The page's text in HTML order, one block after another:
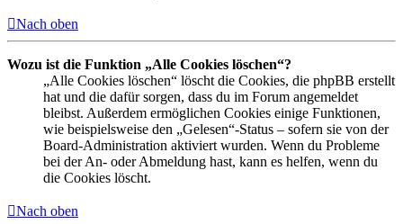
Nach oben
Wozu ist die Funktion „Alle Cookies löschen“?
„Alle Cookies löschen“ löscht die Cookies, die phpBB erstellt
hat und die dafür sorgen, dass du im Forum angemeldet
bleibst. Außerdem ermöglichen Cookies einige Funktionen,
wie beispielsweise den „Gelesen“-Status – sofern sie von der
Board-Administration aktiviert wurden. Wenn du Probleme
bei der An- oder Abmeldung hast, kann es helfen, wenn du
die Cookies löscht.
Nach oben